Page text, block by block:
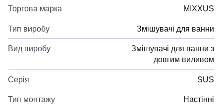
Торгова марка MIXXUS
Тип виробу Змішувачі для ванни
Вид виробу
Змішувачі для ванни з
довгим виливом
Серія SUS
Тип монтажу Настінні